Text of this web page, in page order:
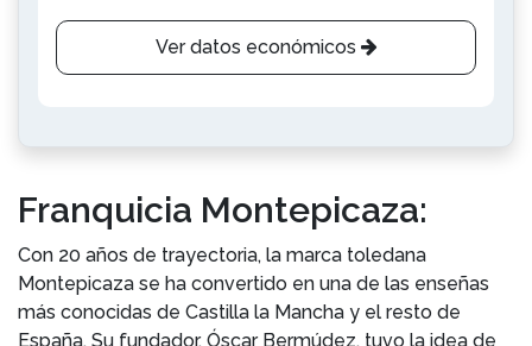
Ver datos económicos
Franquicia Montepicaza:
Con 20 años de trayectoria, la marca toledana
Montepicaza se ha convertido en una de las enseñas
más conocidas de Castilla la Mancha y el resto de
España. Su fundador, Óscar Bermúdez, tuvo la idea de